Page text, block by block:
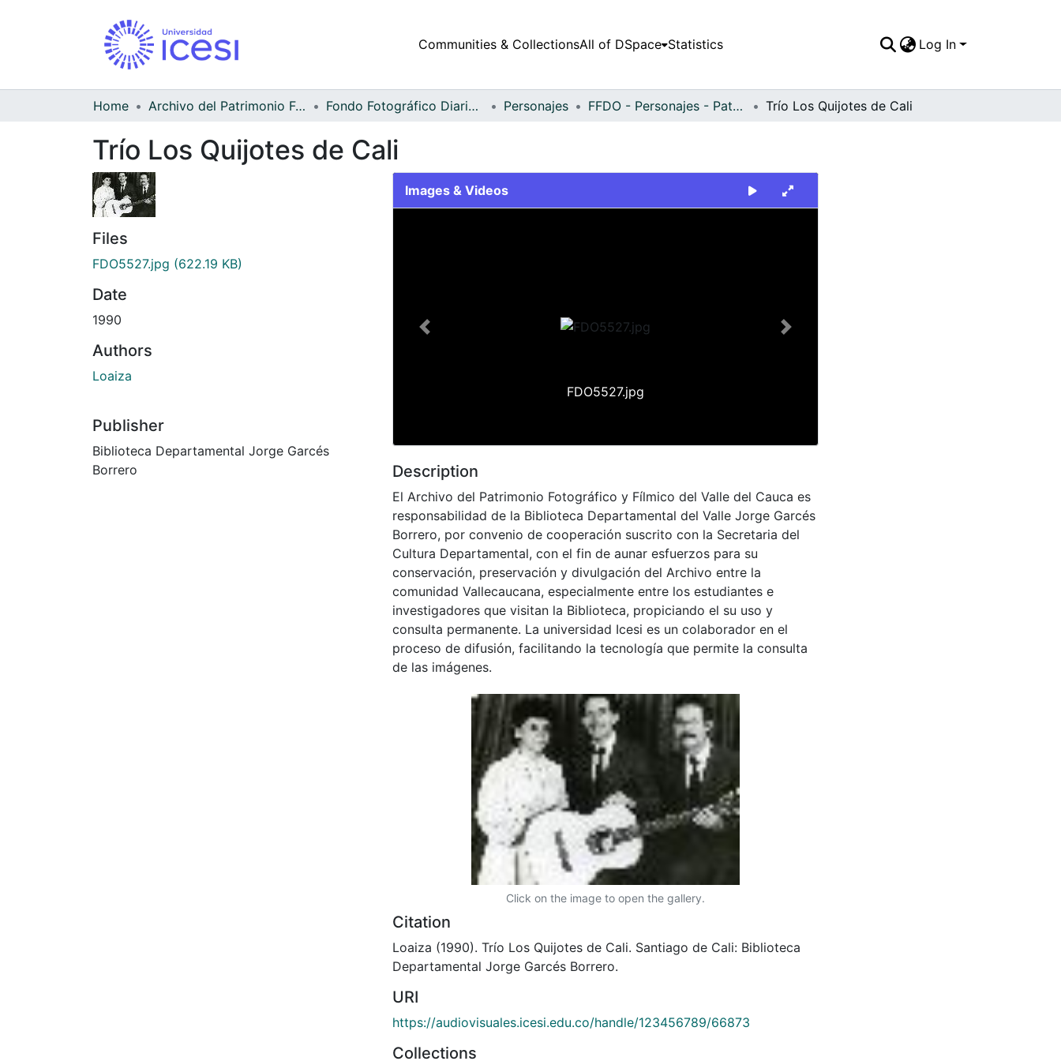
Communities & CollectionsAll of DSpace Statistics Log In
Home Archivo del Patrimonio Fotográfico y Fílmico del Valle del Cauca Fondo Fotográfico Diario Occidente Personajes FFDO - Personajes - Patrimonial Trío Los Quijotes de Cali
Trío Los Quijotes de Cali
Files
FDO5527.jpg (622.19 KB)
Date
1990
Authors
Loaiza
Publisher
Biblioteca Departamental Jorge Garcés
Borrero
Images & Videos
FDO5527.jpg
Previous Next
Description
El Archivo del Patrimonio Fotográfico y Fílmico del Valle del Cauca es
responsabilidad de la Biblioteca Departamental del Valle Jorge Garcés
Borrero, por convenio de cooperación suscrito con la Secretaria del
Cultura Departamental, con el fin de aunar esfuerzos para su
conservación, preservación y divulgación del Archivo entre la
comunidad Vallecaucana, especialmente entre los estudiantes e
investigadores que visitan la Biblioteca, propiciando el su uso y
consulta permanente. La universidad Icesi es un colaborador en el
proceso de difusión, facilitando la tecnología que permite la consulta
de las imágenes.
Click on the image to open the gallery.
Citation
Loaiza (1990). Trío Los Quijotes de Cali. Santiago de Cali: Biblioteca
Departamental Jorge Garcés Borrero.
URI
https://audiovisuales.icesi.edu.co/handle/123456789/66873
Collections